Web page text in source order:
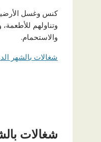
كنس وغسل
وتناولهم
والاستحمام.
شغالات بالشهر
شغالات